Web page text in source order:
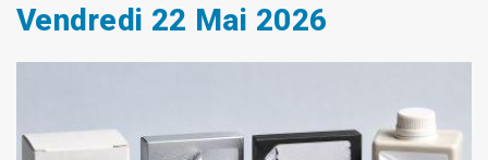
Vendredi 22 Mai 2026